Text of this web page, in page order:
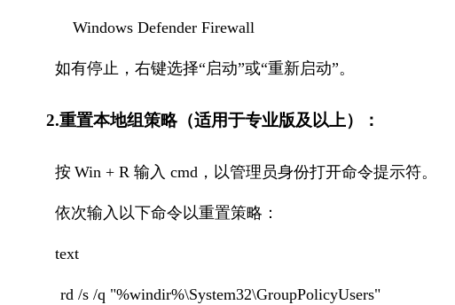
Windows Defender Firewall
如有停止，右键选择“启动”或“重新启动”。
2.重置本地组策略（适用于专业版及以上）：
按 Win + R 输入 cmd，以管理员身份打开命令提示符。
依次输入以下命令以重置策略：
text
rd /s /q "%windir%\System32\GroupPolicyUsers"